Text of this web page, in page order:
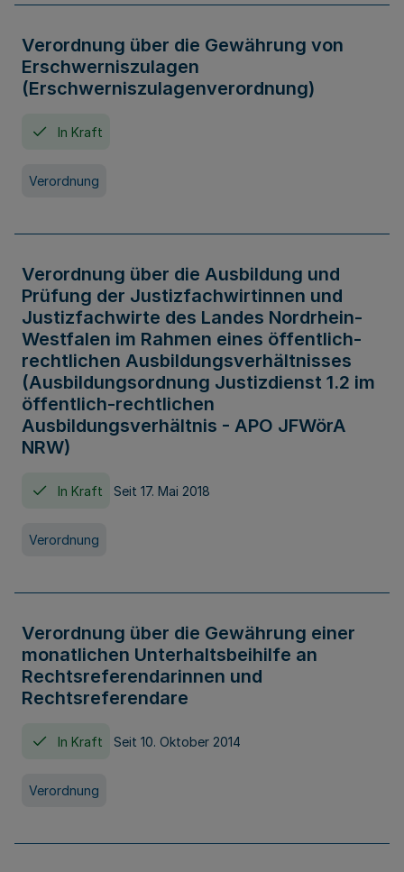
Verordnung über die Gewährung von
Erschwerniszulagen
(Erschwerniszulagenverordnung)
In Kraft
Verordnung
Verordnung über die Ausbildung und
Prüfung der Justizfachwirtinnen und
Justizfachwirte des Landes Nordrhein-
Westfalen im Rahmen eines öffentlich-
rechtlichen Ausbildungsverhältnisses
(Ausbildungsordnung Justizdienst 1.2 im
öffentlich-rechtlichen
Ausbildungsverhältnis - APO JFWörA
NRW)
In Kraft Seit 17. Mai 2018
Verordnung
Verordnung über die Gewährung einer
monatlichen Unterhaltsbeihilfe an
Rechtsreferendarinnen und
Rechtsreferendare
In Kraft Seit 10. Oktober 2014
Verordnung